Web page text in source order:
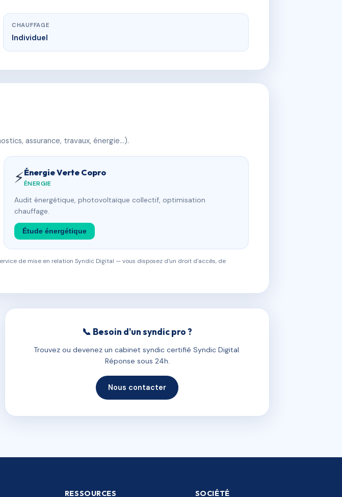
CHAUFFAGE
Individuel
assurance, travaux, énergie…).
⚡Énergie Verte Copro
ÉNERGIE
Audit énergétique, photovoltaïque collectif, optimisation
chauffage.
Étude énergétique
de mise en relation Syndic Digital — vous disposez d'un droit d'accès, de
📞 Besoin d'un syndic pro ?
Trouvez ou devenez un cabinet syndic certifié Syndic Digital.
Réponse sous 24h.
Nous contacter
RESSOURCES SOCIÉTÉ